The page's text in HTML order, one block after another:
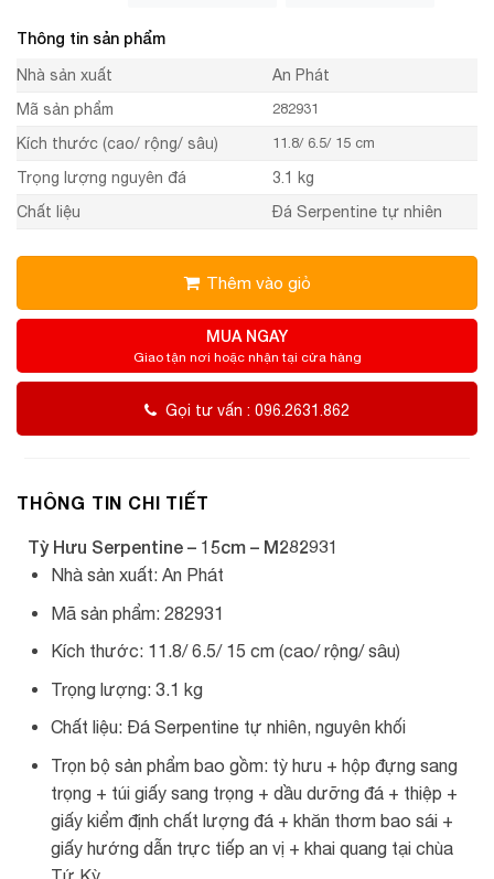
Thông tin sản phẩm
Nhà sản xuất
An Phát
Mã sản phẩm
282931
Kích thước (cao/ rộng/ sâu) 11.8/ 6.5/ 15 cm
Trọng lượng nguyên đá
3.1 kg
Chất liệu
Đá Serpentine tự nhiên
Thêm vào giỏ
MUA NGAY
Giao tận nơi hoặc nhận tại cửa hàng
Gọi tư vấn : 096.2631.862
THÔNG TIN CHI TIẾT
Tỳ Hưu Serpentine – 15cm – M282931
Nhà sản xuất: An Phát
Mã sản phẩm: 282931
Kích thước: 11.8/ 6.5/ 15 cm (cao/ rộng/ sâu)
Trọng lượng: 3.1 kg
Chất liệu: Đá Serpentine tự nhiên, nguyên khối
Trọn bộ sản phẩm bao gồm: tỳ hưu + hộp đựng sang
trọng + túi giấy sang trọng + dầu dưỡng đá + thiệp +
giấy kiểm định chất lượng đá + khăn thơm bao sái +
giấy hướng dẫn trực tiếp an vị + khai quang tại chùa